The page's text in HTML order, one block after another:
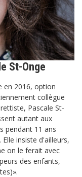
St-Onge
en 2016, option
collègue
Pascale St-
autant aux
pendant 11 ans
insiste d'ailleurs,
on le ferait avec
des enfants,